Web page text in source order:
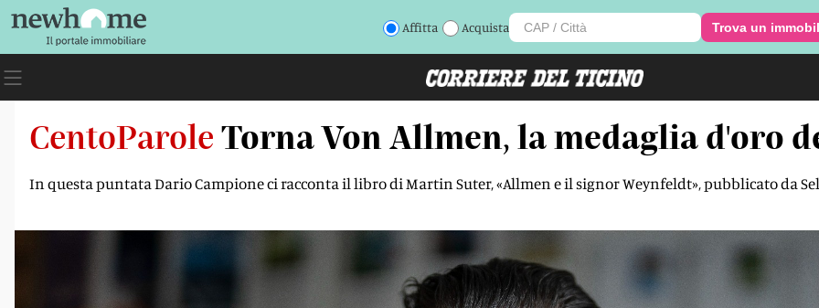
Affitta Acquista Trova un
CentoParole Torna Von Allmen, la medaglia d'oro
In questa puntata Dario Campione ci racconta il libro di Martin Suter, «Allmen e il signor Weynfeldt», pubblicato da